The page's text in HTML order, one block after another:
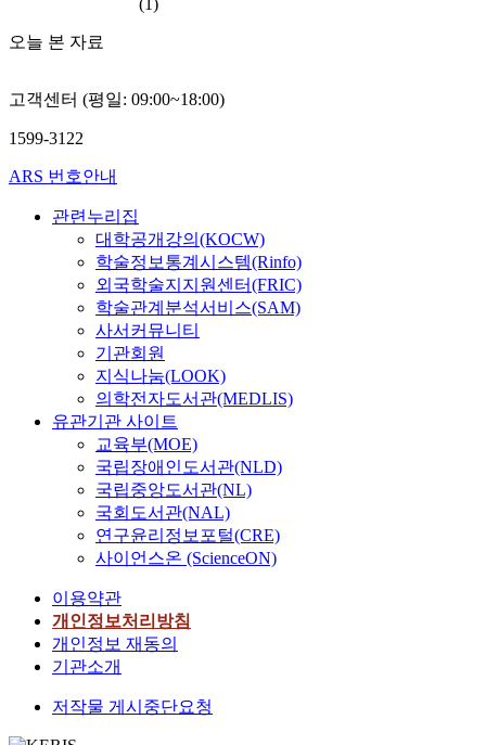
(1)
오늘 본 자료
고객센터 (평일: 09:00~18:00)
1599-3122
ARS 번호안내
관련누리집
대학공개강의(KOCW)
학술정보통계시스템(Rinfo)
외국학술지지원센터(FRIC)
학술관계분석서비스(SAM)
사서커뮤니티
기관회원
지식나눔(LOOK)
의학전자도서관(MEDLIS)
유관기관 사이트
교육부(MOE)
국립장애인도서관(NLD)
국립중앙도서관(NL)
국회도서관(NAL)
연구윤리정보포털(CRE)
사이언스온 (ScienceON)
이용약관
개인정보처리방침
개인정보 재동의
기관소개
저작물 게시중단요청